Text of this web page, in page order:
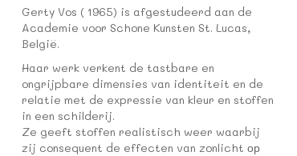
Gerty Vos ( 1965) is afgestudeerd aan de
Academie voor Schone Kunsten St. Lucas,
België.
Haar werk verkent de tastbare en
ongrijpbare dimensies van identiteit en de
relatie met de expressie van kleur en stoffen
in een schilderij.
Ze geeft stoffen realistisch weer waarbij
zij consequent de effecten van zonlicht op